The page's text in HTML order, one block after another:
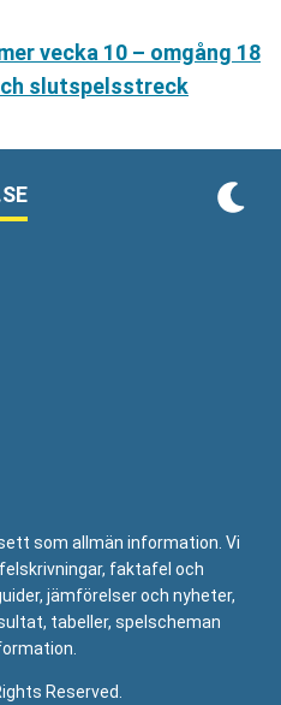
vecka 10 – omgång 18
slutspelsstreck
som allmän information. Vi
faktafel och
jämförelser och nyheter,
tabeller, spelscheman
Reserved.